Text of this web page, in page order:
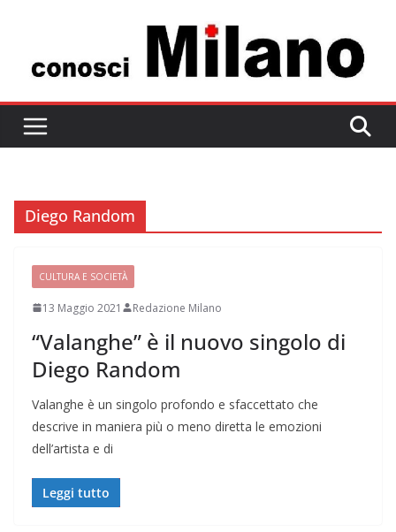
contenuto
Diego Random
CULTURA E SOCIETÀ
13 Maggio 2021 Redazione Milano
“Valanghe” è il nuovo singolo di
Diego Random
Valanghe è un singolo profondo e sfaccettato che
descrive in maniera più o meno diretta le emozioni
dell’artista e di
Leggi tutto